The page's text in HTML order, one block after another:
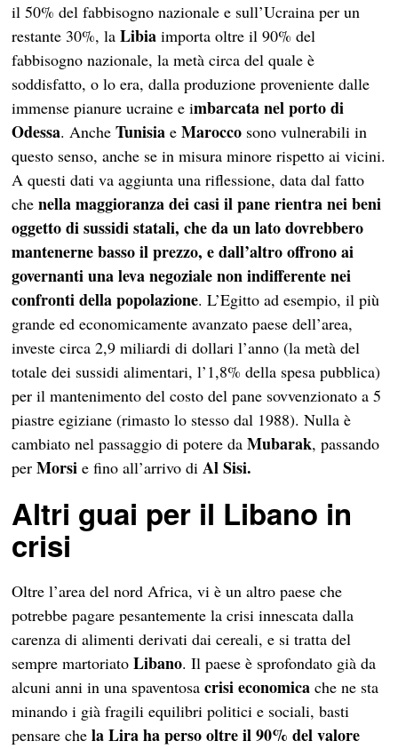
il 50% del fabbisogno nazionale e sull’Ucraina per un
restante 30%, laLibiaimporta oltre il 90% del
fabbisogno nazionale, la metà circa del quale è
soddisfatto, o lo era, dalla produzione proveniente dalle
immense pianure ucraine e imbarcata nel porto di
Odessa. AncheTunisiaeMarocco sono vulnerabili in
questo senso, anche se in misura minore rispetto ai vicini.
A questi dati va aggiunta una riflessione, data dal fatto
chenella maggioranza dei casi il pane rientra nei beni
oggetto di sussidi statali, che da un lato dovrebbero
mantenerne basso il prezzo, e dall’altro offrono ai
governanti una leva negoziale non indifferente nei
confronti della popolazione. L’Egitto ad esempio, il più
grande ed economicamente avanzato paese dell’area,
investe circa 2,9 miliardi di dollari l’anno (la metà del
totale dei sussidi alimentari, l’1,8% della spesa pubblica)
per il mantenimento del costo del pane sovvenzionato a 5
piastre egiziane (rimasto lo stesso dal 1988). Nulla è
cambiato nel passaggio di potere daMubarak, passando
perMorsi e fino all’arrivo diAl Sisi.
Altri guai per il Libano in
crisi
Oltre l’area del nord Africa, vi è un altro paese che
potrebbe pagare pesantemente la crisi innescata dalla
carenza di alimenti derivati dai cereali, e si tratta del
sempre martoriatoLibano. Il paese è sprofondato già da
alcuni anni in una spaventosacrisi economica che ne sta
minando i già fragili equilibri politici e sociali, basti
pensare chela Lira ha perso oltre il 90% del valore